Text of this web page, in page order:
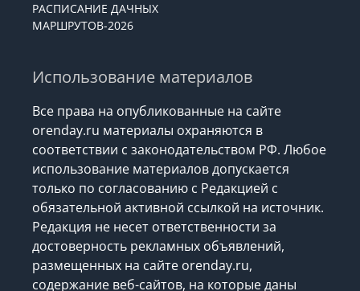
РАСПИСАНИЕ ДАЧНЫХ
МАРШРУТОВ-2026
Использование материалов
Все права на опубликованные на сайте
orenday.ru материалы охраняются в
соответствии с законодательством РФ. Любое
использование материалов допускается
только по согласованию с Редакцией с
обязательной активной ссылкой на источник.
Редакция не несет ответственности за
достоверность рекламных объявлений,
размещенных на сайте orenday.ru,
содержание веб-сайтов, на которые даны